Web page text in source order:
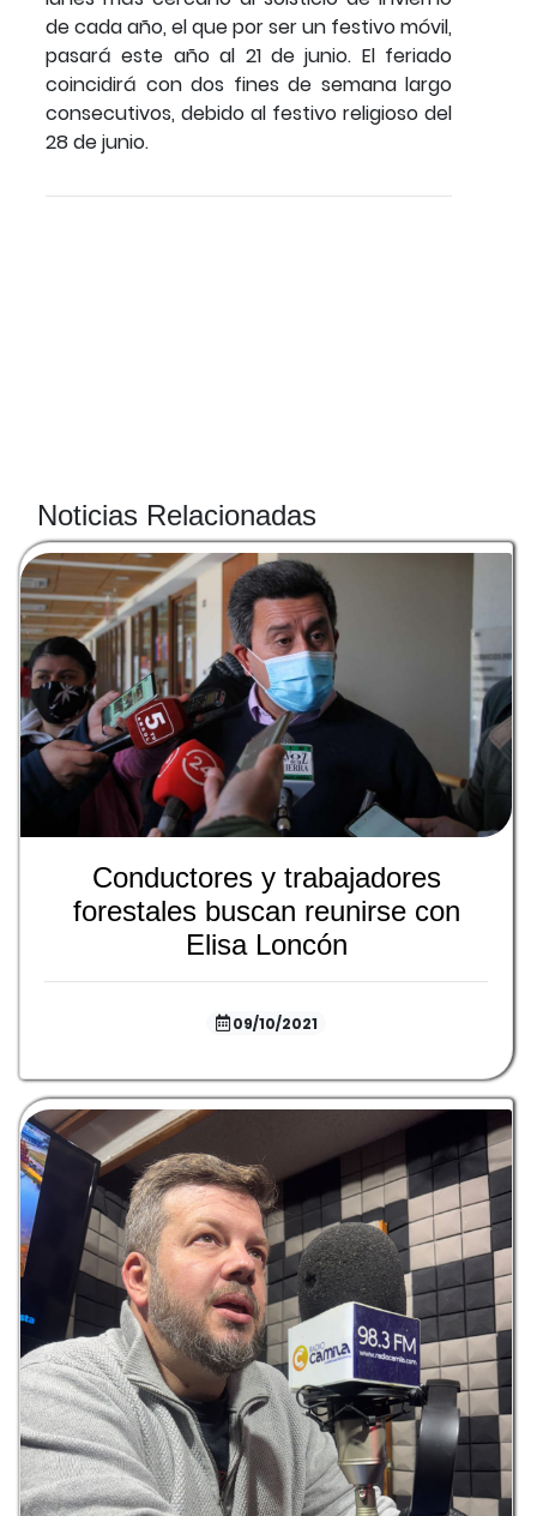
de cada año, el que por ser un festivo móvil,
pasará este año al 21 de junio. El feriado
coincidirá con dos fines de semana largo
consecutivos, debido al festivo religioso del
28 de junio.
Noticias Relacionadas
Conductores y trabajadores
forestales buscan reunirse con
Elisa Loncón
09/10/2021